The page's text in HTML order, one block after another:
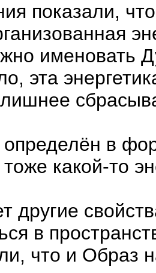
показали,
именовать
эта
в
какой-то
другие
в
что и Образ